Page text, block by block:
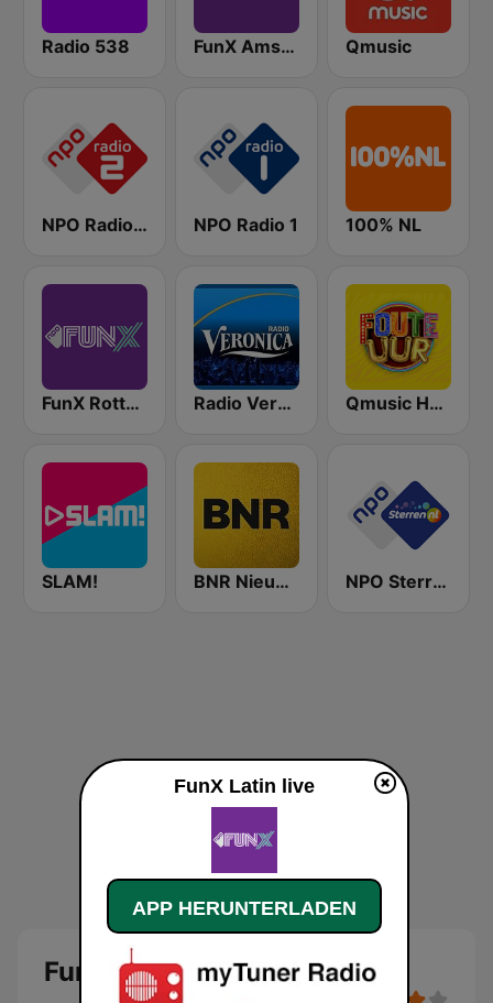
Radio 538 FunX Amsterdam Qmusic
NPO Radio 2 NPO Radio 1 100% NL
FunX Rotterdam Radio Veronica Qmusic Het Foute Uur
SLAM! BNR Nieuwsradio NPO Sterren
FunX Latin
FunX Latin live
APP HERUNTERLADEN